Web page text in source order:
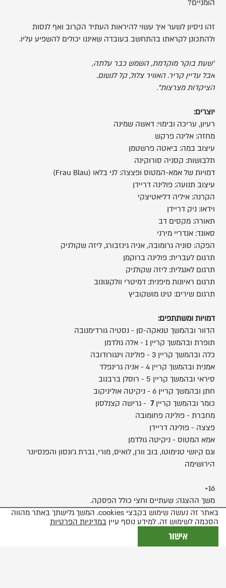
הומניים?
זהו ניסיון לשער איך עשוי להיראות העתיד הקרוב ואף לנסות
ולהתכונן לקראתו בהתחשב בעובדה שאיננו יכולים להשפיע עליו.
"שעת בוקר מוקדמת, השמש כבר עלתה,
אבל עדיין קריר. האוויר צלול, קל לנשום.
הציקדות מצרצות".
יוצרים:
רעיון, עריכה ובימוי: דאשה שמינה
מחזה: אלינה פרקש
עיצוב במה: ביאטה פרשטמן
תלבושות: קסניה סורוקינה
דמויות של אמא-המטוס ופצצה: לני בלאו (Frau Blau)
עיצוב תנועה: פולינה דריידן
הקרנה: איליה דליאטיצקי
וידאו: ניק דריידן
תאורה: מקסים דב
סאונד: אנדריי מירני
הפקה: סוניה גרומובה, אניה גינזבורג, ליזה שקולניק
תרגום לעברית: פולינה ברוקמן
תרגום לאנגלית: ליזה שקולניק
תרגום ראיונות מיפנית: דמיטרי וולקוגונוב
תרגום שירים: טינו מושקוביץ
דמויות ומשתתפים:
הדוור ובהמשך טנאקה-סן - נסטיה גורדימנובה
תופרת ובהמשך קריין 1 - אלה גולדמן
כלה ובהמשך קריין 3 - פולינה וינגורודובה
אמנית ובהמשך קריין 4 - אניה גרינפלד
סיראי ובהמשך קריין 5 - רוסלן ברבנוב
חתן ובהמשך קריין 6 - ניקיטה אוליניקוב
כומר ובהמשך קריין7 - גרישה קצנלסון
מחברת - פולינה פחומובה
פצצה - פולינה דריידן
אמא המטוס - ניקיטה גולדמן
וגם קיושי טנימוטו, בוב וורן, לואיס, מורי, גברת ג'ונסון והפנסיונר
הירושימה
16+
משך ההצגה: שעתיים וחצי כולל הפסקה.
באתר זה נעשה שימוש בקבצי cookies. המשך גלישתך באתר מהווה
הסכמה לשימוש זה. למידע נוסף עיין במדיניות הפרטיות
אישור